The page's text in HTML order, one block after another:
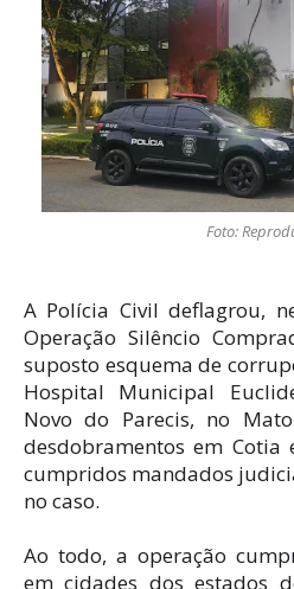
Foto:
A Polícia Civil deflagrou,
Operação Silêncio
suposto esquema de
Hospital Municipal
Novo do Parecis, no
desdobramentos em
cumpridos mandados
no caso.
Ao todo, a operação
em cidades dos estados